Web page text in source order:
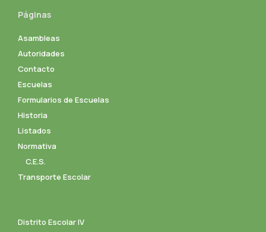
Páginas
Asambleas
Autoridades
Contacto
Escuelas
Formularios de Escuelas
Historia
Listados
Normativa
C.E.S.
Transporte Escolar
Distrito Escolar IV